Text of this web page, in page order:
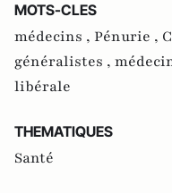
MOTS-CLES
médecins , Pénurie ,
généralistes ,
libérale
THEMATIQUES
Santé